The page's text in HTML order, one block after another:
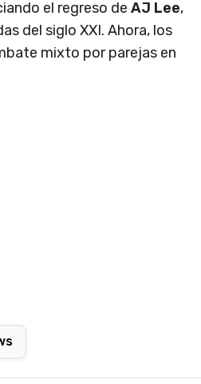
el regreso de AJ Lee,
del siglo XXI. Ahora, los
mixto por parejas en